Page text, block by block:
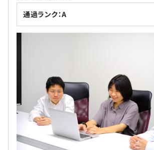
通過ランク：A